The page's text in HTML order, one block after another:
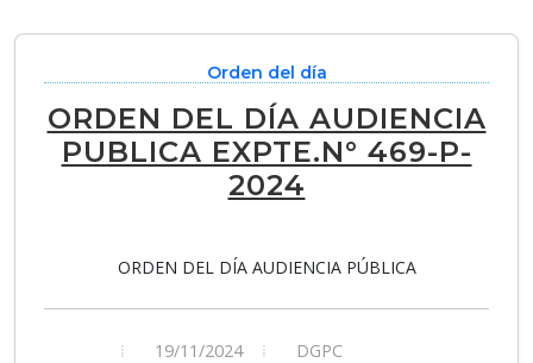
Orden del día
ORDEN DEL DÍA AUDIENCIA
PUBLICA EXPTE.N° 469-P-
2024
ORDEN DEL DÍA AUDIENCIA PÚBLICA
19/11/2024
DGPC